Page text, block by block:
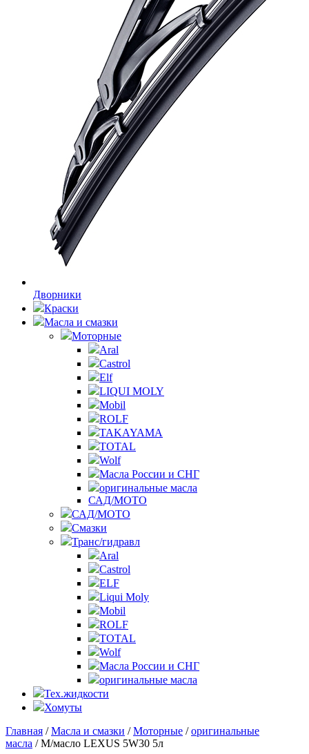
Дворники
Краски
Масла и смазки
Моторные
Aral
Castrol
Elf
LIQUI MOLY
Mobil
ROLF
TAKAYAMA
TOTAL
Wolf
Масла России и СНГ
оригинальные масла
САД/МОТО
САД/МОТО
Смазки
Транс/гидравл
Aral
Castrol
ELF
Liqui Moly
Mobil
ROLF
TOTAL
Wolf
Масла России и СНГ
оригинальные масла
Тех.жидкости
Хомуты
Главная /Масла и смазки /Моторные /оригинальные
масла / М/масло LEXUS 5W30 5л